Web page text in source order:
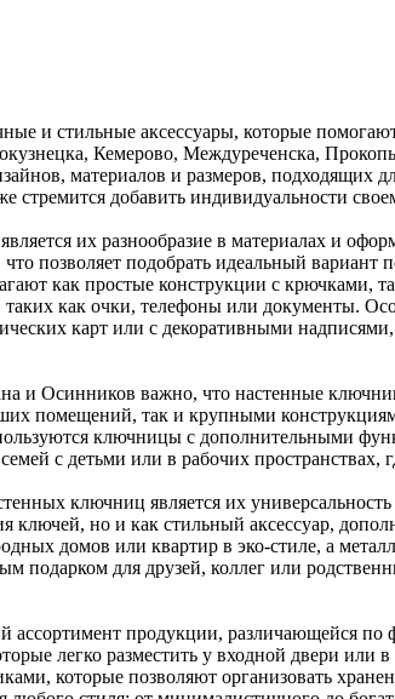
и стильные аксессуары, которые
Кемерово, Междуреченска,
материалов и размеров, подходящих
стремится добавить индивидуальности
их разнообразие в материалах и
что позволяет подобрать идеальный
как простые конструкции с крючками,
таких как очки, телефоны или документы.
карт или с декоративными
и Осинников важно, что настенные
помещений, так и крупными
ключницы с дополнительными
с детьми или в рабочих
ключниц является их
ключей, но и как стильный аксессуар,
домов или квартир в эко-стиле, а
подарком для друзей, коллег или
ассортимент продукции, различающейся
легко разместить у входной двери
которые позволяют организовать